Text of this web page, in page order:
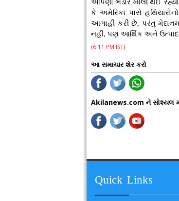
આપણો ભંડાર ખાલી થઈ રહ્યો
કે અમેરિકા પાસે
આગાહી કરી છે, પરંતુ
નહીં, પણ આર્થિક અને
(6:11 PM IST)
આ સમાચાર શેર કરો
Akilanews.com ને સોશ્યલ
Quick Links